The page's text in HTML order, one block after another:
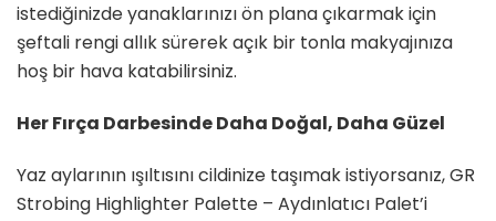
istediğinizde yanaklarınızı ön plana çıkarmak için
şeftali rengi allık sürerek açık bir tonla makyajınıza
hoş bir hava katabilirsiniz.
Her Fırça Darbesinde Daha Doğal, Daha Güzel
Yaz aylarının ışıltısını cildinize taşımak istiyorsanız, GR
Strobing Highlighter Palette – Aydınlatıcı Palet’i